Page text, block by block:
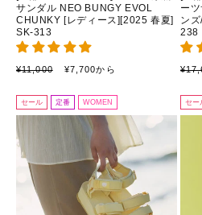
サンダル NEO BUNGY EVOL
CHUNKY [レディース][2025 春夏]
SK-313
通
価
格
¥11,000
セ
ル
価
¥7,700から
ー
ン
238
通
価
格
セール 定番 WOMEN セー